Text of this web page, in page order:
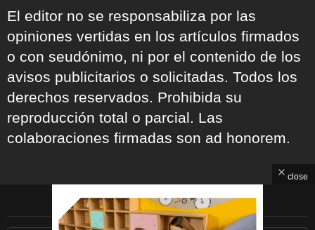
El editor no se responsabiliza por las
opiniones vertidas en los artículos firmados
o con seudónimo, ni por el contenido de los
avisos publicitarios o solicitadas. Todos los
derechos reservados. Prohibida su
reproducción total o parcial. Las
colaboraciones firmadas son ad honorem.
ARCHIVOS
close